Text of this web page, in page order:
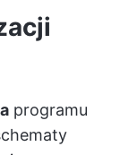
programu